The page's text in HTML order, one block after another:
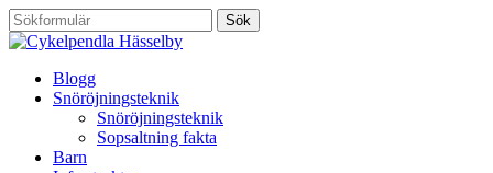
Blogg
Snöröjningsteknik
Snöröjningsteknik
Sopsaltning fakta
Barn